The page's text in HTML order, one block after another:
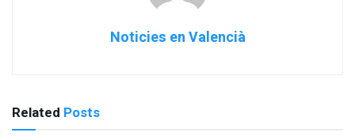
Noticies en Valencià
Related Posts